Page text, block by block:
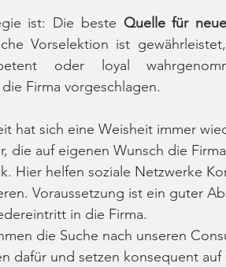
ist: Die beste
Vorselektion ist
oder loyal
Firma vorgeschlagen.
hat sich eine Weisheit immer
die auf eigenen Wunsch die
Hier helfen soziale Netzwerke
Voraussetzung ist ein guter
in die Firma.
die Suche nach unseren
dafür und setzen konsequent